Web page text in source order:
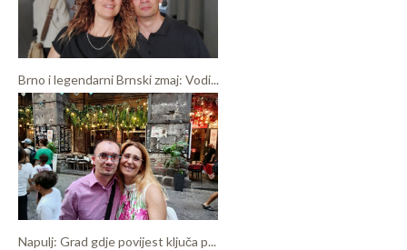
Brno i legendarni Brnski zmaj: Vodi...
Napulj: Grad gdje povijest ključa p...